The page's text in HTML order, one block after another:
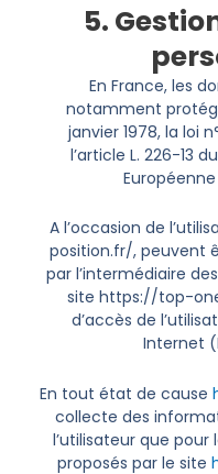
5.
En France, les
notamment
janvier 1978, la loi
l’article L. 226-13
A l’occasion de
position.fr/, peuvent
par l’intermédiaire
site https://top-
d’accès de
Internet
En tout état de cause
collecte des
l’utilisateur que
proposés par le site